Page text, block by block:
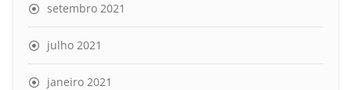
setembro 2021
julho 2021
janeiro 2021